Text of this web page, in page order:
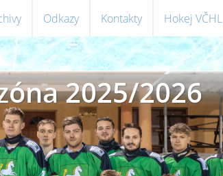
Odkazy Kontakty Hokej VČHL
2025/2026